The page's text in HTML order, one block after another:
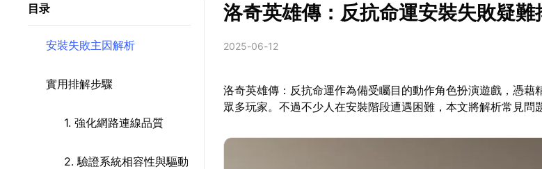
目录
安裝失敗主因解析
實用排解步驟
1. 強化網路連線品質
2. 驗證系統相容性與驅動
洛奇英雄傳：反抗命運安裝失敗疑難
2025-06-12
洛奇英雄傳：反抗命運作為備受矚目的動作角色扮演遊戲，憑藉
眾多玩家。不過不少人在安裝階段遭遇困難，本文將解析常見問